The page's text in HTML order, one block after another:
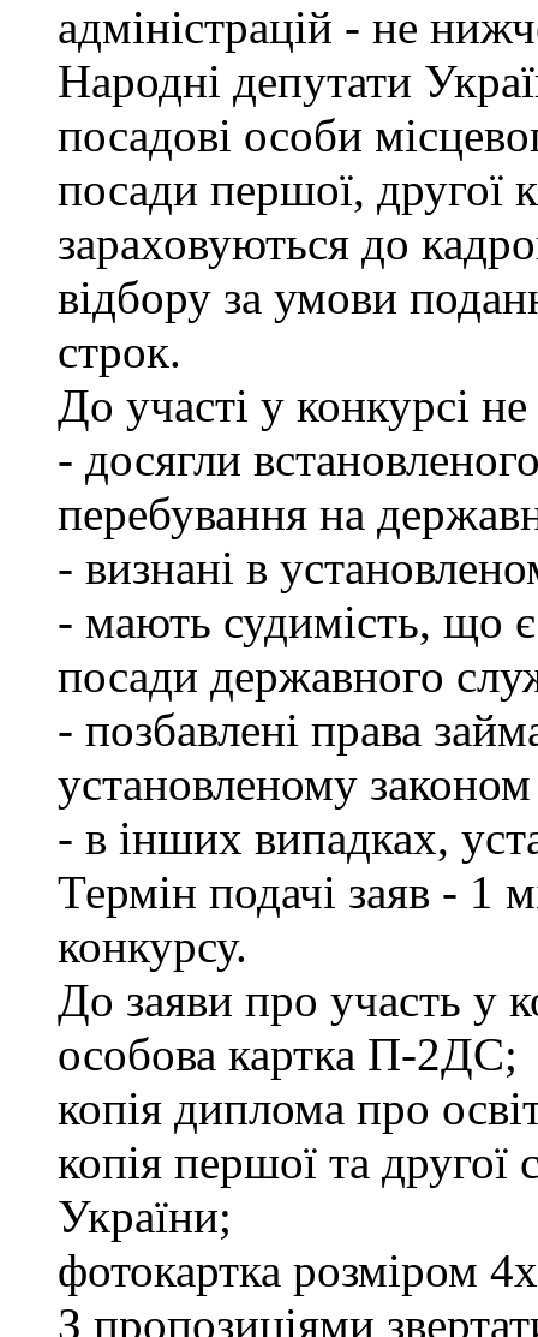
адміністрацій - не
Народні депутати
посадові особи
посади першої, другої
зараховуються до
відбору за умови
строк.
До участі у конкурсі
- досягли
перебування на
- визнані в
- мають судимість, що
посади державного
- позбавлені права
установленому
- в інших випадках,
Термін подачі заяв - 1
конкурсу.
До заяви про участь у
особова картка П-2ДС;
копія диплома про
копія першої та другої
України;
фотокартка розміром
З пропозиціями